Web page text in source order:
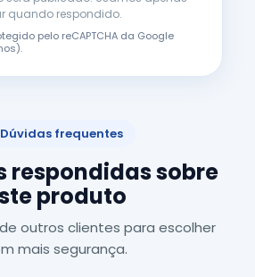
quando respondido.
pelo reCAPTCHA da Google
).
Dúvidas frequentes
respondidas sobre
produto
outros clientes para escolher
mais segurança.